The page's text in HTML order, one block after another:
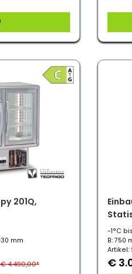
201Q,
mm
€ 4.490,00*
-1°C
B: 750
Artikel:
€